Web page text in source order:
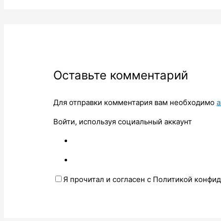
Оставьте комментарий
Для отправки комментария вам необходимо
Войти, используя социальный аккаунт
Я прочитал и согласен с Политикой